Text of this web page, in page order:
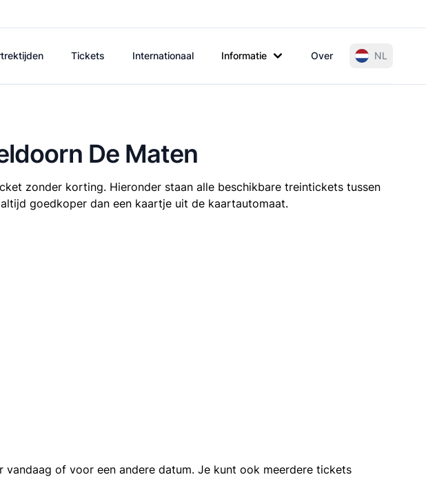
Tickets Internationaal Informatie Over NL
De Maten
zonder korting. Hieronder staan alle beschikbare treintickets tussen
goedkoper dan een kaartje uit de kaartautomaat.
of voor een andere datum. Je kunt ook meerdere tickets